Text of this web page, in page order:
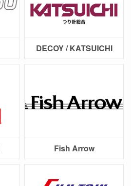
DECOY / KATSUICHI
Fish Arrow